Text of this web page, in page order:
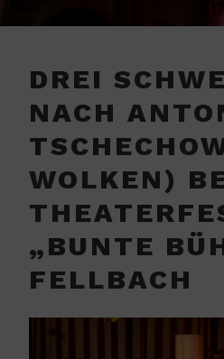
DREI
NACH
WOLKEN)
„BUNTE
FELLBACH